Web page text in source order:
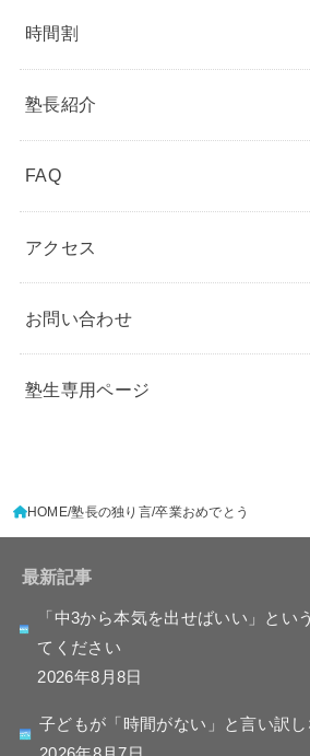
時間割
塾長紹介
FAQ
アクセス
お問い合わせ
塾生専用ページ
HOME 塾長の独り言 卒業おめでとう
最新記事
「中3から本気を出せばいい」とい
てください
2026年8月8日
子どもが「時間がない」と言い訳し